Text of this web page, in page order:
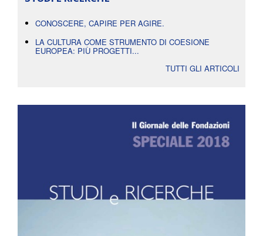
CONOSCERE, CAPIRE PER AGIRE.
LA CULTURA COME STRUMENTO DI COESIONE
EUROPEA: PIÙ PROGETTI...
TUTTI GLI ARTICOLI